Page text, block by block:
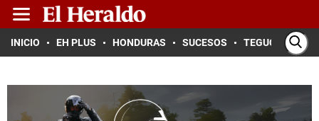
INICIO EH PLUS HONDURAS SUCESOS TEGUCIGALPA